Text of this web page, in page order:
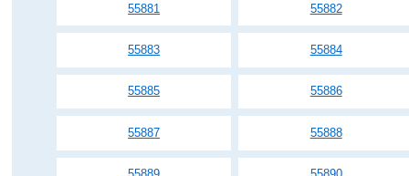
55881 55882
55883 55884
55885 55886
55887 55888